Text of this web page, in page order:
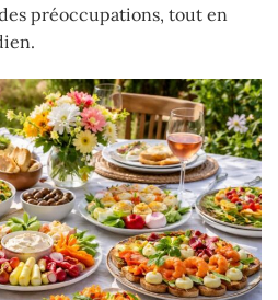
préoccupations, tout en